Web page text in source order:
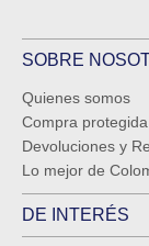
SOBRE
Quienes somos
Compra protegida
Devoluciones y
Lo mejor de
DE INTERÉS